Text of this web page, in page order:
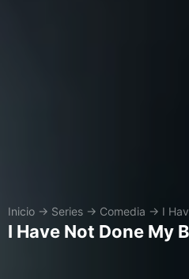
Inicio → Series → Comedia → I
I Have Not Done My